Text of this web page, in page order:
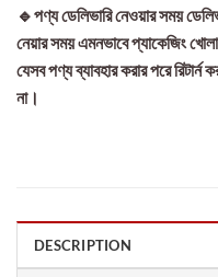
🔹পণ্য ডেলিভারি নেওয়ার সময়
নেয়ার সময় এমনভাবে প্যাকেজিং খোলা
যেসব পণ্য ব্যাবহার করার পরে রিটার্ন
না।
DESCRIPTION